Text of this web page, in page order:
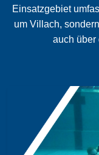
Einsatzgebiet
um Villach,
auch über